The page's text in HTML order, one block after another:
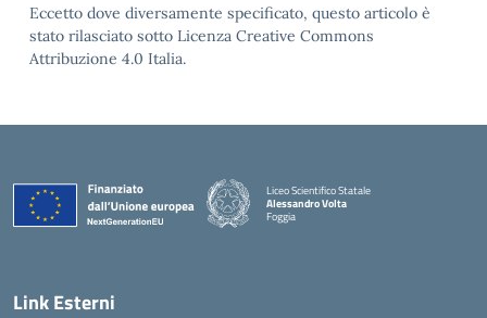
Eccetto dove diversamente specificato, questo articolo è
stato rilasciato sotto Licenza Creative Commons
Attribuzione 4.0 Italia.
Liceo Scientifico Statale
Alessandro Volta
Foggia
— Visita la pagina iniziale della scuola
Link Esterni